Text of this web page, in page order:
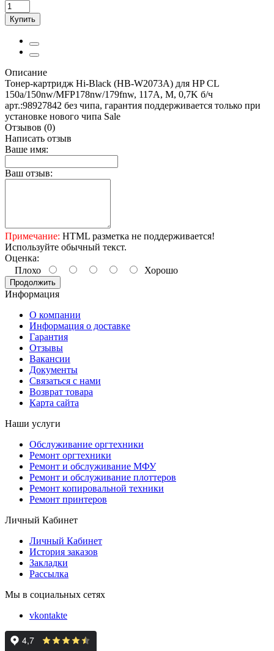
Купить
Описание
Тонер-картридж Hi-Black (HB-W2073A) для HP CL
150a/150nw/MFP178nw/179fnw, 117A, M, 0,7K б/ч
арт.:98927842 без чипа, гарантия поддерживается только при
установке нового чипа Sale
Отзывов (0)
Написать отзыв
Ваше имя:
Ваш отзыв:
Примечание: HTML разметка не поддерживается!
Используйте обычный текст.
Оценка:
Плохо
Хорошо
Продолжить
Информация
О компании
Информация о доставке
Гарантия
Отзывы
Вакансии
Документы
Связаться с нами
Возврат товара
Карта сайта
Наши услуги
Обслуживание оргтехники
Ремонт оргтехники
Ремонт и обслуживание МФУ
Ремонт и обслуживание плоттеров
Ремонт копировальной техники
Ремонт принтеров
Личный Кабинет
Личный Кабинет
История заказов
Закладки
Рассылка
Мы в социальных сетях
vkontakte